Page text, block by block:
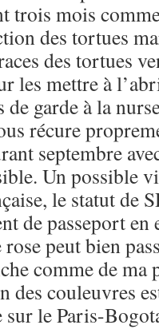
trois mois
des tortues
des tortues
les mettre à
garde à la
récure
septembre
Un possible
le statut de
de passeport
peut bien
comme de
des couleuvres
sur le Paris-